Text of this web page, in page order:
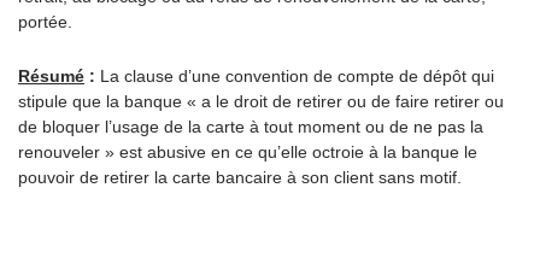
portée.
Résumé : La clause d’une convention de compte de dépôt qui
stipule que la banque « a le droit de retirer ou de faire retirer ou
de bloquer l’usage de la carte à tout moment ou de ne pas la
renouveler » est abusive en ce qu’elle octroie à la banque le
pouvoir de retirer la carte bancaire à son client sans motif.